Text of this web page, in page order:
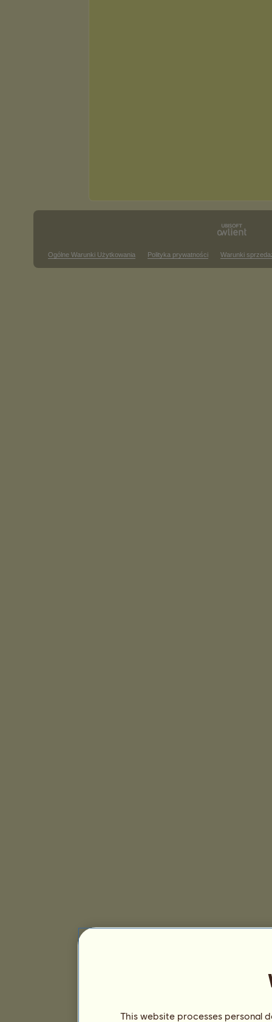
Ogólne Warunki Użytkowania Polityka prywatności Warunki
This website processes personal